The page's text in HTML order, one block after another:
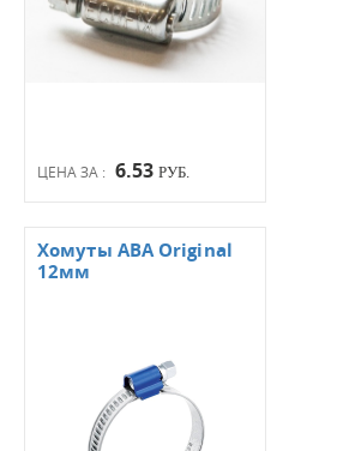
ЦЕНА ЗА : 6.53 РУБ.
Хомуты АВА Original
12мм